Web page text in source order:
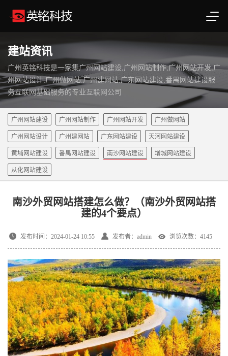
建站资讯
广州英铭科技是一家集广州网站建设,广州网站制作,广州网站开发,广
州网站设计,广州做网站,广州建网站,广东网站建设,番禺网站建设服
务互联网基础服务的专业互联网公司
广州网站建设 广州网站制作 广州网站开发 广州做网站
广州网站设计 广州建网站 广东网站建设 天河网站建设
黄埔网站建设 番禺网站建设 南沙网站建设 增城网站建设
从化网站建设
南沙外贸网站搭建怎么做？（南沙外贸网站搭
建的4个要点）
发布时间：2024-01-24 10:55 发布者：admin 浏览次数：4145